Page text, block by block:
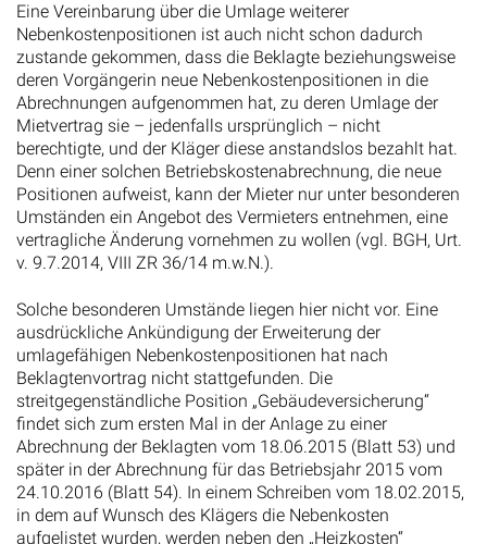
Eine Vereinbarung über die Umlage weiterer
Nebenkostenpositionen ist auch nicht schon dadurch
zustande gekommen, dass die Beklagte beziehungsweise
deren Vorgängerin neue Nebenkostenpositionen in die
Abrechnungen aufgenommen hat, zu deren Umlage der
Mietvertrag sie – jedenfalls ursprünglich – nicht
berechtigte, und der Kläger diese anstandslos bezahlt hat.
Denn einer solchen Betriebskostenabrechnung, die neue
Positionen aufweist, kann der Mieter nur unter besonderen
Umständen ein Angebot des Vermieters entnehmen, eine
vertragliche Änderung vornehmen zu wollen (vgl. BGH, Urt.
v. 9.7.2014, VIII ZR 36/14 m.w.N.).
Solche besonderen Umstände liegen hier nicht vor. Eine
ausdrückliche Ankündigung der Erweiterung der
umlagefähigen Nebenkostenpositionen hat nach
Beklagtenvortrag nicht stattgefunden. Die
streitgegenständliche Position „Gebäudeversicherung“
findet sich zum ersten Mal in der Anlage zu einer
Abrechnung der Beklagten vom 18.06.2015 (Blatt 53) und
später in der Abrechnung für das Betriebsjahr 2015 vom
24.10.2016 (Blatt 54). In einem Schreiben vom 18.02.2015,
in dem auf Wunsch des Klägers die Nebenkosten
aufgelistet wurden, werden neben den „Heizkosten“